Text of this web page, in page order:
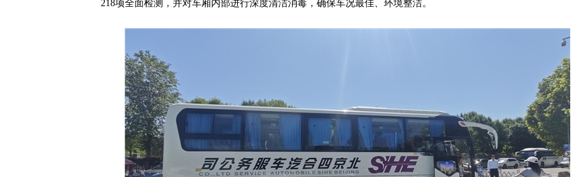
218项全面检测，并对车厢内部进行深度清洁消毒，确保车况最佳、环境整洁。